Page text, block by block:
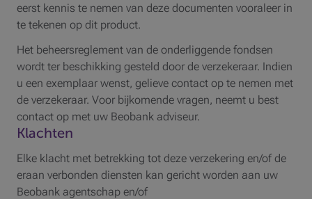
eerst kennis te nemen van deze documenten vooraleer in
te tekenen op dit product.
Het beheersreglement van de onderliggende fondsen
wordt ter beschikking gesteld door de verzekeraar. Indien
u een exemplaar wenst, gelieve contact op te nemen met
de verzekeraar. Voor bijkomende vragen, neemt u best
contact op met uw Beobank adviseur.
Klachten
Elke klacht met betrekking tot deze verzekering en/of de
eraan verbonden diensten kan gericht worden aan uw
Beobank agentschap en/of